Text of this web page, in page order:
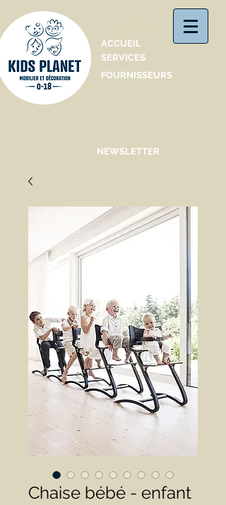
ACCUEIL
SERVICES
FOURNISSEURS
NEWSLETTER
Chaise bébé - enfant